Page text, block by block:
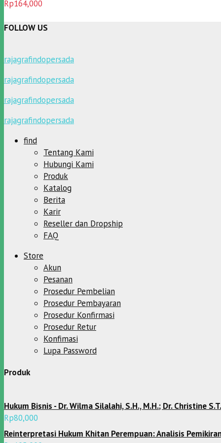
Dinilai5.00
dari 5
Rp164,000
FOLLOW US
rajagrafindopersada
rajagrafindopersada
rajagrafindopersada
rajagrafindopersada
find
Tentang Kami
Hubungi Kami
Produk
Katalog
Berita
Karir
Reseller dan Dropship
FAQ
Store
Akun
Pesanan
Prosedur Pembelian
Prosedur Pembayaran
Prosedur Konfirmasi
Prosedur Retur
Konfimasi
Lupa Password
Produk
Hukum Bisnis - Dr. Wilma Silalahi, S.H., M.H.; Dr. Christine
Rp80,000
Reinterpretasi Hukum Khitan Perempuan: Analisis